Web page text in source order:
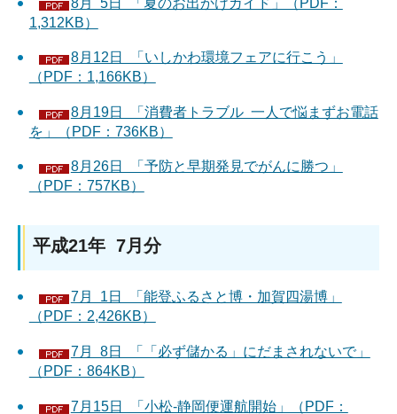
1,312KB）
8月12日 「いしかわ環境フェアに行こう」
（PDF：1,166KB）
8月19日 「消費者トラブル 一人で悩まずお電話
を」（PDF：736KB）
8月26日 「予防と早期発見でがんに勝つ」
（PDF：757KB）
平成21年 7月分
7月 1日 「能登ふるさと博・加賀四湯博」
（PDF：2,426KB）
7月 8日 「「必ず儲かる」にだまされないで」
（PDF：864KB）
7月15日 「小松-静岡便運航開始」（PDF：